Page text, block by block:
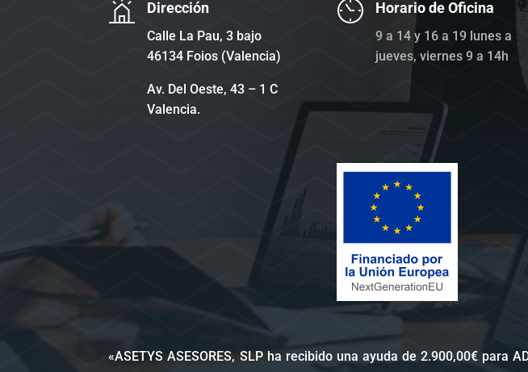
Dirección
Calle La Pau, 3 bajo
46134 Foios (Valencia)
Av. Del Oeste, 43 – 1 C
Valencia.
Horario de Oficina
9 a 14 y 16 a 19 lunes a
jueves, viernes 9 a 14h
«ASETYS ASESORES, SLP ha recibido una ayuda de 2.900,00€ para